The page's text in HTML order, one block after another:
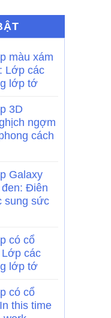
màu xám
Lớp các
lớp tớ
3D
ngợm
cách
Galaxy
Điên
sung sức
có cổ
các
lớp tớ
có cổ
this time